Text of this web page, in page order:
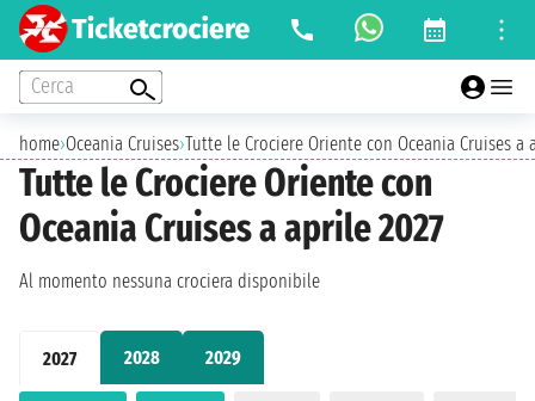
Cerca
home›Oceania Cruises›Tutte le Crociere Oriente con Oceania Cruises a
Tutte le Crociere Oriente con
Oceania Cruises a aprile 2027
2027 2028 2029
Al momento nessuna crociera disponibile